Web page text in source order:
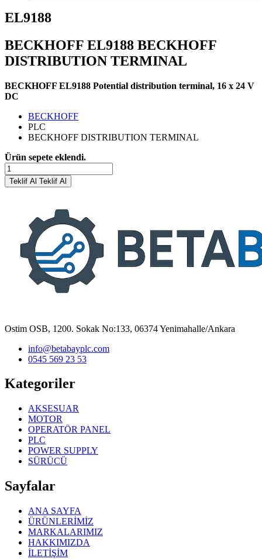
EL9188
BECKHOFF EL9188 BECKHOFF
DISTRIBUTION TERMINAL
BECKHOFF EL9188 Potential distribution terminal, 16 x 24 V
DC
BECKHOFF
PLC
BECKHOFF DISTRIBUTION TERMINAL
Ürün sepete eklendi.
Teklif Al Teklif Al
Ostim OSB, 1200. Sokak No:133, 06374 Yenimahalle/Ankara
info@betabayplc.com
0545 569 23 53
Kategoriler
AKSESUAR
MOTOR
OPERATÖR PANEL
PLC
POWER SUPPLY
SÜRÜCÜ
Sayfalar
ANA SAYFA
ÜRÜNLERİMİZ
MARKALARIMIZ
HAKKIMIZDA
İLETİŞİM